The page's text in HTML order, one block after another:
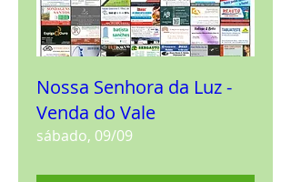
Nossa Senhora da Luz -
Venda do Vale
sábado, 09/09